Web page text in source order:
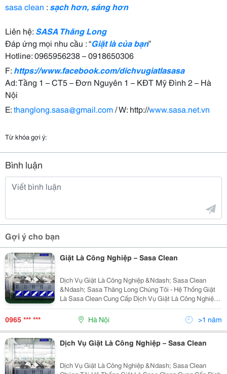
sasa clean : sạch hơn, sáng hơn
Liên hệ: SASA Thăng Long
Đáp ứng mọi nhu cầu : “Giặt là của bạn”
Hotline: 0965956238 – 0918650306
F: https://www.facebook.com/dichvugiatlasasa
Ad: Tầng 1 – CT5 – Đơn Nguyên 1 – KĐT Mỹ Đình 2 – Hà
Nội
E:thanglong.sasa@gmail.com/ W: http://www.sasa.net.vn
Từ khóa gợi ý:
Bình luận
Gợi ý cho bạn
Giặt Là Công Nghiệp – Sasa Clean
Dịch Vụ Giặt Là Công Nghiệp &Ndash; Sasa Clean
&Ndash; Sasa Thăng Long Chúng Tôi - Hệ Thống Giặt
Là Sasa Clean Cung Cấp Dịch Vụ Giặt Là Công Nghiệp
(Chăn, Drap, Gối, Rèm Cửa),Đồng Phục Công Sở, Quần
Áo Bảo Hộ Cho Cáccông Ty, Bệnh Viện, Trường Học....
0965 *** *** Hà Nội >1 năm
Dịch Vụ Giặt Là Công Nghiệp – Sasa Clean
Dịch Vụ Giặt Là Công Nghiệp &Ndash; Sasa Clean